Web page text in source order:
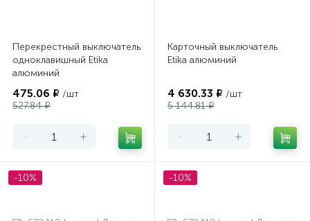
Перекрестный выключатель
одноклавишный Etika
алюминий
475.06 ₽ /шт
527.84 ₽
- +
Карточный выключатель
Etika алюминий
4 630.33 ₽ /шт
5 144.81 ₽
- +
-10% -10%